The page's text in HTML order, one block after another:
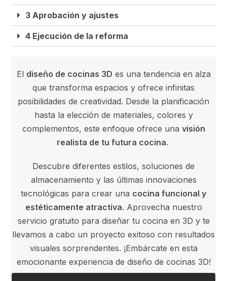
3 Aprobación y ajustes
4 Ejecución de la reforma
El diseño de cocinas 3D es una tendencia en alza
que transforma espacios y ofrece infinitas
posibilidades de creatividad. Desde la planificación
hasta la elección de materiales, colores y
complementos, este enfoque ofrece una visión
realista de tu futura cocina.
Descubre diferentes estilos, soluciones de
almacenamiento y las últimas innovaciones
tecnológicas para crear una cocina funcional y
estéticamente atractiva. Aprovecha nuestro
servicio gratuito para diseñar tu cocina en 3D y te
llevamos a cabo un proyecto exitoso con resultados
visuales sorprendentes. ¡Embárcate en esta
emocionante experiencia de diseño de cocinas 3D!